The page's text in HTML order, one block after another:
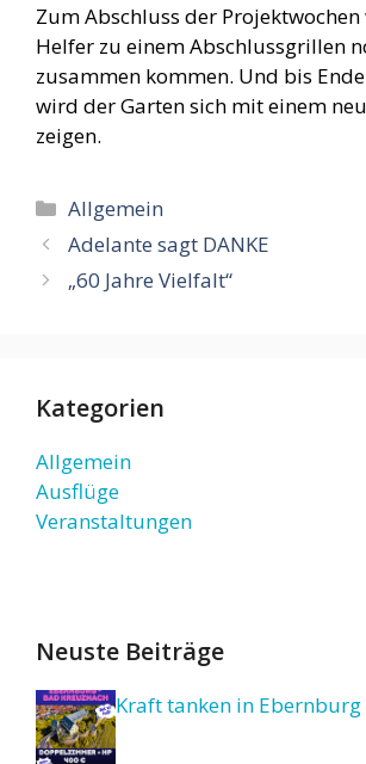
Zum Abschluss der
Helfer zu einem Abschlussgrillen
zusammen kommen. Und bis
wird der Garten sich mit einem
zeigen.
Kategorien
Allgemein
Adelante sagt DANKE
„60 Jahre Vielfalt“
Kategorien
Allgemein
Ausflüge
Veranstaltungen
Neuste Beiträge
Kraft tanken in Ebernburg